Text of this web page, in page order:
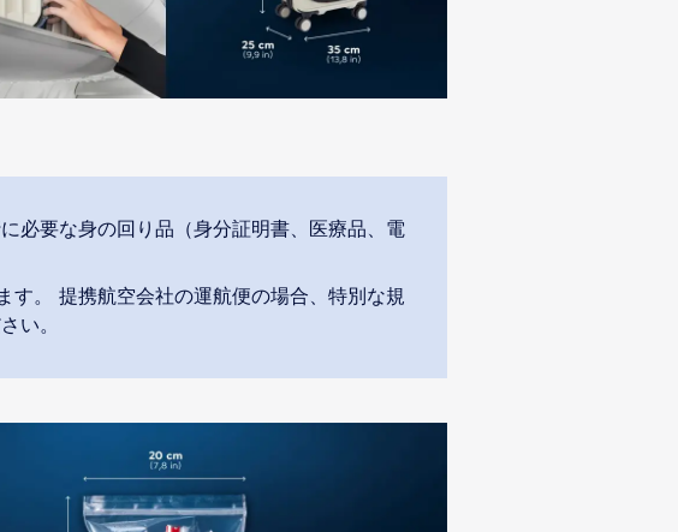
必要な身の回り品（身分証明書、医療品、電
す。 提携航空会社の運航便の場合、特別な規
い。